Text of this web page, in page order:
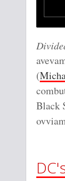
(
Black